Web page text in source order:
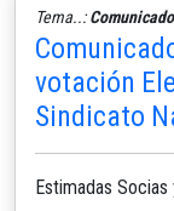
Tema..:
votación
Sindicato
Estimadas Socias